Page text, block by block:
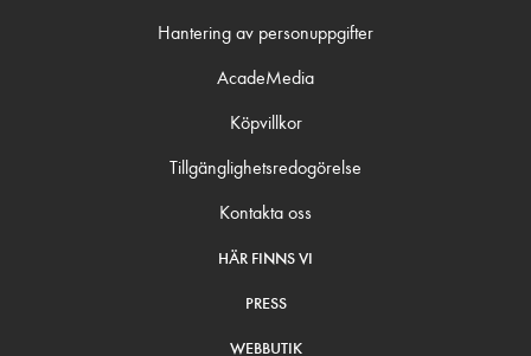
Hantering av personuppgifter
AcadeMedia
Köpvillkor
Tillgänglighetsredogörelse
Kontakta oss
HÄR FINNS VI
PRESS
WEBBUTIK